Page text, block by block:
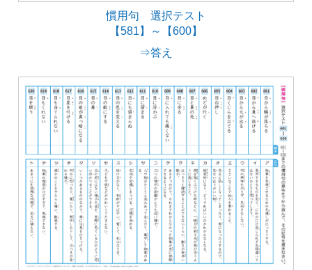
慣用句 選択テスト
【581】～【600】
⇒答え